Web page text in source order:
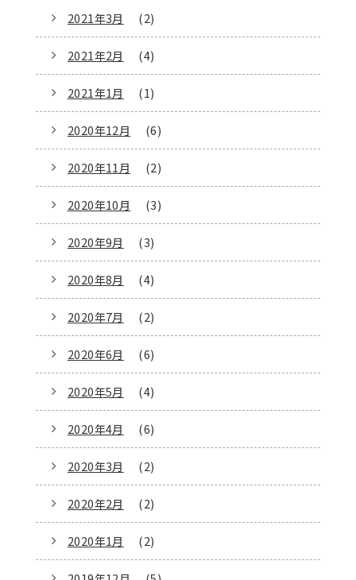
2021年3月 (2)
2021年2月 (4)
2021年1月 (1)
2020年12月 (6)
2020年11月 (2)
2020年10月 (3)
2020年9月 (3)
2020年8月 (4)
2020年7月 (2)
2020年6月 (6)
2020年5月 (4)
2020年4月 (6)
2020年3月 (2)
2020年2月 (2)
2020年1月 (2)